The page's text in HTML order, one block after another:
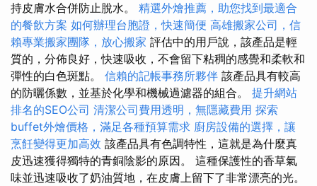
持皮膚水合併防止脫水。 精選外燴推薦，助您找到最適合
的餐飲方案 如何辦理台胞證，快速簡便 高雄搬家公司，信
賴專業搬家團隊，放心搬家 評估中的用戶說，該產品是輕
質的，分佈良好，快速吸收，不會留下粘稠的感覺和柔軟和
彈性的白色斑點。 信賴的記帳事務所夥伴 該產品具有較高
的防曬係數，並基於化學和機械過濾器的組合。 提升網站
排名的SEO公司 清潔公司費用透明，無隱藏費用 探索
buffet外燴價格，滿足各種預算需求 廚房設備的選擇，讓
烹飪變得更加高效 該產品具有色調特性，這就是為什麼真
皮迅速獲得獨特的青銅陰影的原因。 這種保護性的香草氣
味並迅速吸收了奶油質地，在皮膚上留下了非常漂亮的光。